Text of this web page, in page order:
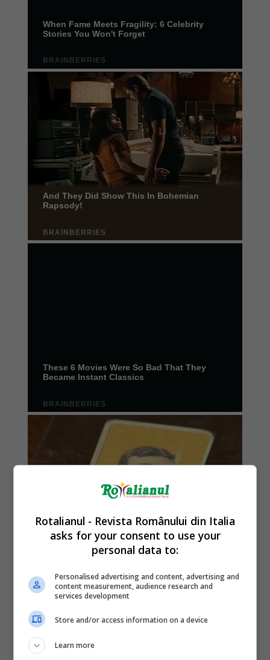
Rotalianul - Revista Românului din Italia
asks for your consent to use your
personal data to:
Personalised advertising and content, advertising and
content measurement, audience research and
services development
Store and/or access information on a device
Learn more